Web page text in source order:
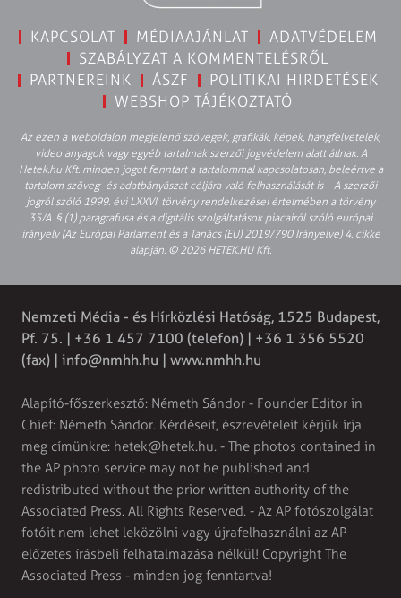
KAPCSOLAT MÉDIAAJÁNLAT
ADATVÉDELEM
SZABÁLYZAT A KOMMENTELÉSRŐL
PARTNEREINK
ÁSZF
POLITIKAI HIRDETÉSEK
WEBSHOP TÁJÉKOZTATÓ
Az ezen a weboldalon megjelenő szövegek, grafikák, képek, hangfelvételek,
video anyagok vagy egyéb tartalmak szerzői jogvédelem alatt állnak. A
Hetek.hu Kft. minden jogot fenntart a tartalommal kapcsolatosan, beleértve a
tartalom szöveg- és adatbányászat céljára való felhasználását is – A szerzői
jogról szóló 1999. évi LXXVI. törvény rendelkezései értelmében a törvény
35/A. § (1) paragrafusa és a digitális szolgáltatások piacairól szóló európai
irányelv (Az Európai Parlament és a Tanács (EU) 2019/790 Irányelve) 4. cikke
alapján. © 2026 HETEK.HU Kft.
Nemzeti Média - és Hírközlési Hatóság, 1525 Budapest,
Pf. 75. | +36 1 457 7100 (telefon) | +36 1 356 5520
(fax) | info@nmhh.hu | www.nmhh.hu
Alapító-főszerkesztő: Németh Sándor - Founder Editor in
Chief: Németh Sándor. Kérdéseit, észrevételeit kérjük írja
meg címünkre: hetek@hetek.hu. - The photos contained in
the AP photo service may not be published and
redistributed without the prior written authority of the
Associated Press. All Rights Reserved. - Az AP fotószolgálat
fotóit nem lehet leközölni vagy újrafelhasználni az AP
előzetes írásbeli felhatalmazása nélkül! Copyright The
Associated Press - minden jog fenntartva!